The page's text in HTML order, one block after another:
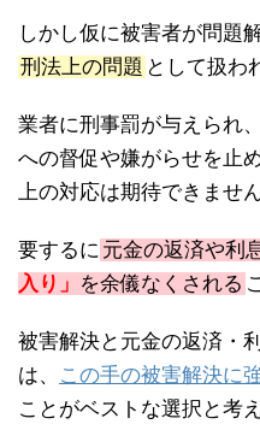
しかし仮に被害者が問題
刑法上の問題 として扱わ
業者に刑事罰が与えられ
への督促や嫌がらせを止
上の対応は期待できません
要するに 元金の返済や利
入り」 を余儀なくされる
被害解決と元金の返済・
は、
この手の被害解決に
ことがベストな選択と考